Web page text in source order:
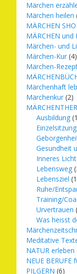
Märchen
Märchen heilen
MÄRCHEN
MÄRCHEN und
Märchen- und
Märchen-Kur (4)
Märchen-
Märchenhaft
Märchenkur (2)
Ausbildung
Gesundheit
Inneres
Lebensweg
Lebensziel
Ruhe/
Training/
Urvertrauen
Was heisst
Meditative
NATUR erleben
NEUE BERUFE
PILGERN (6)